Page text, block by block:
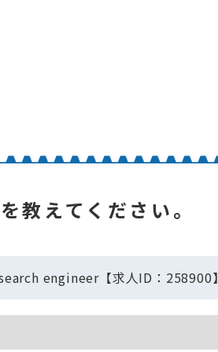
を教えてください。
engineer【求人ID：258900】